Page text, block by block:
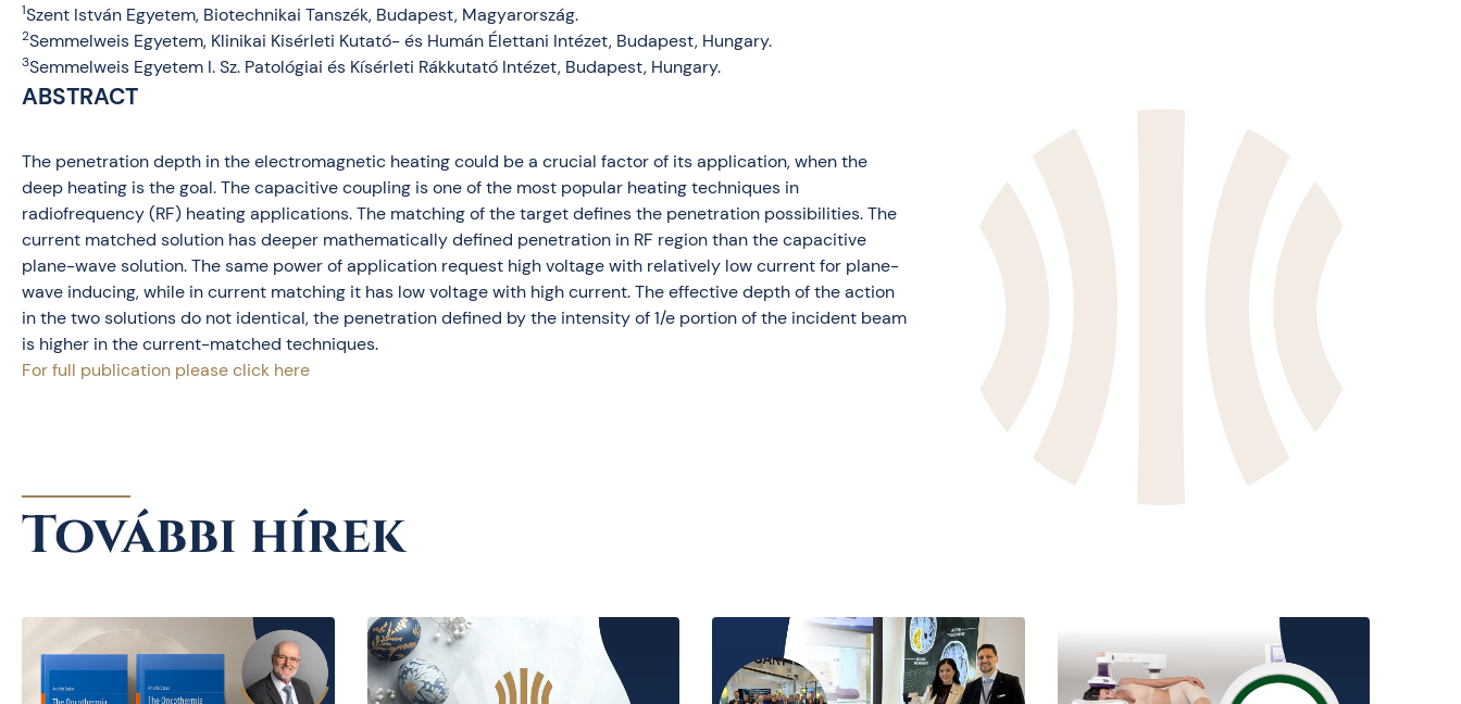
1Szent István Egyetem, Biotechnikai Tanszék, Budapest, Magyarország.
2Semmelweis Egyetem, Klinikai Kisérleti Kutató- és Humán Élettani Intézet, Budapest, Hungary.
3Semmelweis Egyetem I. Sz. Patológiai és Kísérleti Rákkutató Intézet, Budapest, Hungary.
ABSTRACT
The penetration depth in the electromagnetic heating could be a crucial factor of its application, when the
deep heating is the goal. The capacitive coupling is one of the most popular heating techniques in
radiofrequency (RF) heating applications. The matching of the target defines the penetration possibilities. The
current matched solution has deeper mathematically defined penetration in RF region than the capacitive
plane-wave solution. The same power of application request high voltage with relatively low current for plane-
wave inducing, while in current matching it has low voltage with high current. The effective depth of the action
in the two solutions do not identical, the penetration defined by the intensity of 1/e portion of the incident beam
is higher in the current-matched techniques.
For full publication please click here
További hírek